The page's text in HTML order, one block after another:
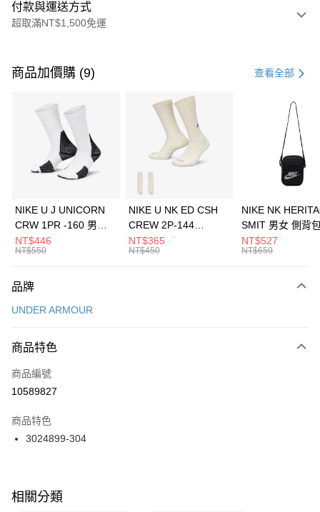
付款與運送方式
超取滿NT$1,500免運
信用卡一次付款
3 期 0 利率 每期 21家銀行
合作金庫商業銀行
第一商業銀行
華南商業銀行
彰化商業銀行
上海商業儲蓄銀行
元大商業銀行
台灣樂天信用卡公司
Apple Pay
全盈+PAY
AFTEE先享後付
【關於「AFTEE先享後付」】
便利好安心！
３．安心：先確認商品／服務後，再付款。
【「AFTEE先享後付」結帳流程】
１．於結帳方式選擇「AFTEE先享後付」後，將跳轉至「AFTEE先享後付」
２．訂單成立數日內，您將收到繳費通知簡訊。
３．收到繳費通知簡訊後14天內，點擊此簡訊中的連結，可透過四大超商／
ATM／網路銀行／等多元方式進行付款，方視為交易完成。
※ 交易是否成功請以「AFTEE先享後付 」之結帳頁面顯示為準，若有關於
是否繳費成功／繳費後需取消欲退款等相關疑問，請聯繫「AFTEE先享後付
運送方式
每筆NT$100，滿NT$1,500(含以上)免運費
宅配
每筆NT$100，滿NT$1,500(含以上)免運費
付款後門市自取
每筆NT$100，滿NT$1,500(含以上)免運費
商品加價購 (9) 查看全部
NIKE U J UNICORN
CRW 1PR -160 男女
中統襪 FZ3393100
NT$446
NT$550
NIKE U NK ED CSH
CREW 2P-144
EMBRDY 男女 短統襪
FZ3073133
NT$365
NT$450
NIKE NK
SMIT 男女 側背
BA5871010
NT$527
NT$650
品牌
UNDER ARMOUR
商品特色
商品編號
10589827
商品特色
3024899-304
相關分類